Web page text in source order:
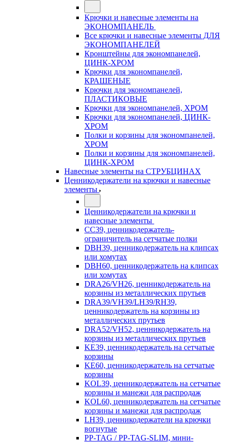
Крючки и навесные элементы на
ЭКОНОМПАНЕЛЬ
Все крючки и навесные элементы ДЛЯ
ЭКОНОМПАНЕЛЕЙ
Кронштейны для экономпанелей,
ЦИНК-ХРОМ
Крючки для экономпанелей,
КРАШЕНЫЕ
Крючки для экономпанелей,
ПЛАСТИКОВЫЕ
Крючки для экономпанелей, ХРОМ
Крючки для экономпанелей, ЦИНК-
ХРОМ
Полки и корзины для экономпанелей,
ХРОМ
Полки и корзины для экономпанелей,
ЦИНК-ХРОМ
Навесные элементы на СТРУБЦИНАХ
Ценникодержатели на крючки и навесные
элементы
Ценникодержатели на крючки и
навесные элементы
CC39, ценникодержатель-
ограничитель на сетчатые полки
DBH39, ценникодержатель на клипсах
или хомутах
DBH60, ценникодержатель на клипсах
или хомутах
DRA26/VH26, ценникодержатель на
корзины из металлических прутьев
DRA39/VH39/LH39/RH39,
ценникодержатель на корзины из
металлических прутьев
DRA52/VH52, ценникодержатель на
корзины из металлических прутьев
KE39, ценникодержатель на сетчатые
корзины
KE60, ценникодержатель на сетчатые
корзины
KOL39, ценникодержатель на сетчатые
корзины и манежи для распродаж
KOL60, ценникодержатель на сетчатые
корзины и манежи для распродаж
LH39, ценникодержатели на крючки
вогнутые
PP-TAG / PP-TAG-SLIM, мини-